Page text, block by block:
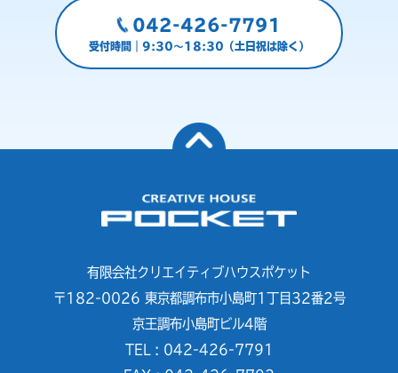
042-426-7791
受付時間｜9:30～18:30（土日祝は除く）
有限会社クリエイティブハウスポケット
〒182-0026 東京都調布市小島町1丁目32番2号
京王調布小島町ビル4階
TEL : 042-426-7791